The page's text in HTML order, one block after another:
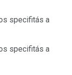
specifitás a
specifitás a